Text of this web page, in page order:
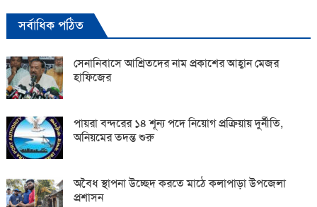
সর্বাধিক পঠিত
সেনানিবাসে আশ্রিতদের নাম প্রকাশের আহ্বান মেজর
হাফিজের
পায়রা বন্দরের ১৪ শূন্য পদে নিয়োগ প্রক্রিয়ায় দুর্নীতি,
অনিয়মের তদন্ত শুরু
অবৈধ স্থাপনা উচ্ছেদ করতে মাঠে কলাপাড়া উপজেলা
প্রশাসন